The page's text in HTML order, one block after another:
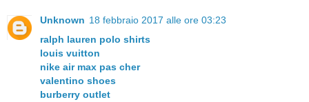
Unknown 18 febbraio 2017 alle ore 03:23
ralph lauren polo shirts
louis vuitton
nike air max pas cher
valentino shoes
burberry outlet